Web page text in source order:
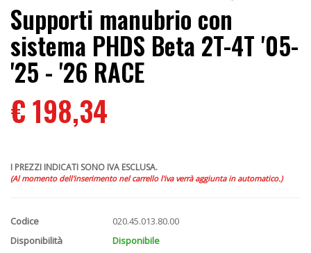
Supporti manubrio con
sistema PHDS Beta 2T-4T '05-
'25 - '26 RACE
€ 198,34
I PREZZI INDICATI SONO IVA ESCLUSA.
(Al momento dell'inserimento nel carrello l'iva verrà aggiunta in automatico.)
Codice
020.45.013.80.00
Disponibilità
Disponibile